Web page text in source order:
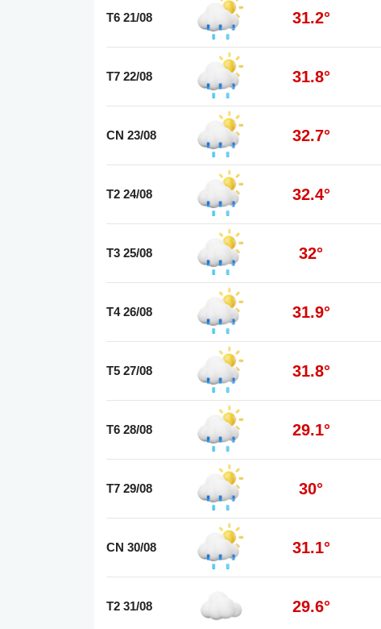
T6 21/08 31.2°
T7 22/08 31.8°
CN 23/08 32.7°
T2 24/08 32.4°
T3 25/08 32°
T4 26/08 31.9°
T5 27/08 31.8°
T6 28/08 29.1°
T7 29/08 30°
CN 30/08 31.1°
T2 31/08 29.6°